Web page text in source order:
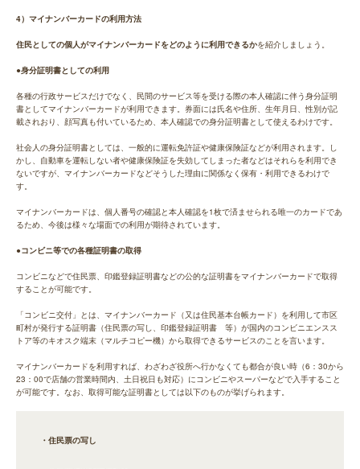
4）マイナンバーカードの利用方法
住民としての個人がマイナンバーカードをどのように利用できるかを紹介しましょう。
●身分証明書としての利用
各種の行政サービスだけでなく、民間のサービス等を受ける際の本人確認に伴う身分証明
書としてマイナンバーカードが利用できます。券面には氏名や住所、生年月日、性別が記
載されおり、顔写真も付いているため、本人確認での身分証明書として使えるわけです。
社会人の身分証明書としては、一般的に運転免許証や健康保険証などが利用されます。し
かし、自動車を運転しない者や健康保険証を失効してしまった者などはそれらを利用でき
ないですが、マイナンバーカードなどそうした理由に関係なく保有・利用できるわけで
す。
マイナンバーカードは、個人番号の確認と本人確認を1枚で済ませられる唯一のカードであ
るため、今後は様々な場面での利用が期待されています。
●コンビニ等での各種証明書の取得
コンビニなどで住民票、印鑑登録証明書などの公的な証明書をマイナンバーカードで取得
することが可能です。
「コンビニ交付」とは、マイナンバーカード（又は住民基本台帳カード）を利用して市区
町村が発行する証明書（住民票の写し、印鑑登録証明書 等）が国内のコンビニエンスス
トア等のキオスク端末（マルチコピー機）から取得できるサービスのことを言います。
マイナンバーカードを利用すれば、わざわざ役所へ行かなくても都合が良い時（6：30から
23：00で店舗の営業時間内、土日祝日も対応）にコンビニやスーパーなどで入手すること
が可能です。なお、取得可能な証明書としては以下のものが挙げられます。
・住民票の写し